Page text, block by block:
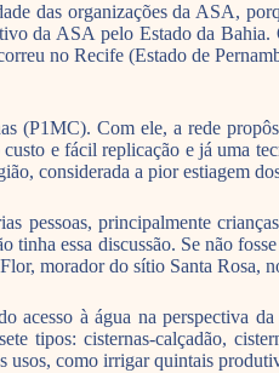
das organizações da ASA,
da ASA pelo Estado da
no Recife (Estado de
Com ele, a rede
e fácil replicação e já uma
considerada a pior estiagem
pessoas, principalmente
essa discussão. Se não
morador do sítio Santa Rosa,
à água na perspectiva
cisternas-calçadão,
usos, como irrigar quintais